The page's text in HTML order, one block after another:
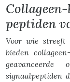
peptiden
Voor wie streeft
bieden
geavanceerde
signaalpeptiden